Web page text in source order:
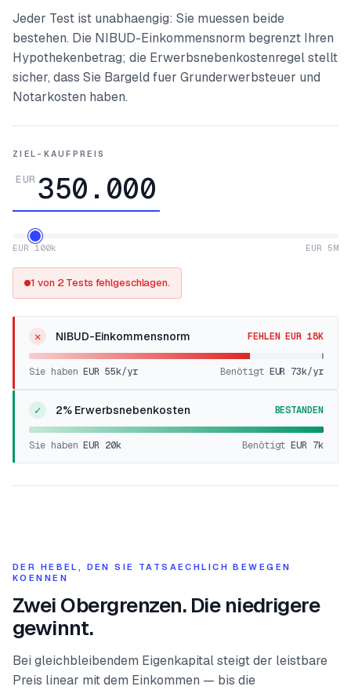
Jeder Test ist unabhaengig: Sie muessen beide
bestehen. Die NIBUD-Einkommensnorm begrenzt Ihren
Hypothekenbetrag; die Erwerbsnebenkostenregel stellt
sicher, dass Sie Bargeld fuer Grunderwerbsteuer und
Notarkosten haben.
ZIEL-KAUFPREIS
EUR
EUR 100k EUR 5M
1 von 2 Tests fehlgeschlagen.
✕ NIBUD-Einkommensnorm FEHLEN EUR 18K
Sie haben EUR 55k/yr Benötigt EUR 73k/yr
✓ 2% Erwerbsnebenkosten BESTANDEN
Sie haben EUR 20k Benötigt EUR 7k
DER HEBEL, DEN SIE TATSAECHLICH BEWEGEN
KOENNEN
Zwei Obergrenzen. Die niedrigere
gewinnt.
Bei gleichbleibendem Eigenkapital steigt der leistbare
Preis linear mit dem Einkommen — bis die